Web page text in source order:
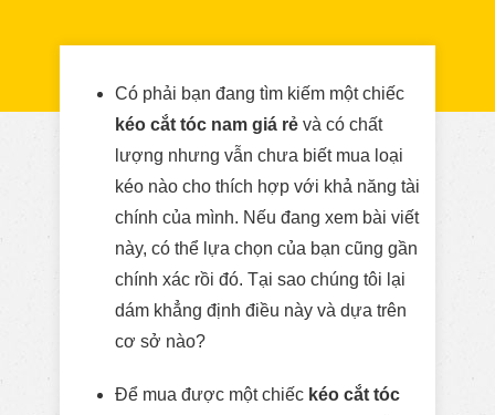
Có phải bạn đang tìm kiếm một chiếc
kéo cắt tóc nam giá rẻ và có chất
lượng nhưng vẫn chưa biết mua loại
kéo nào cho thích hợp với khả năng tài
chính của mình. Nếu đang xem bài viết
này, có thể lựa chọn của bạn cũng gần
chính xác rồi đó. Tại sao chúng tôi lại
dám khẳng định điều này và dựa trên
cơ sở nào?
Để mua được một chiếc kéo cắt tóc